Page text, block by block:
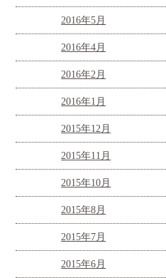
2016年5月
2016年4月
2016年2月
2016年1月
2015年12月
2015年11月
2015年10月
2015年8月
2015年7月
2015年6月